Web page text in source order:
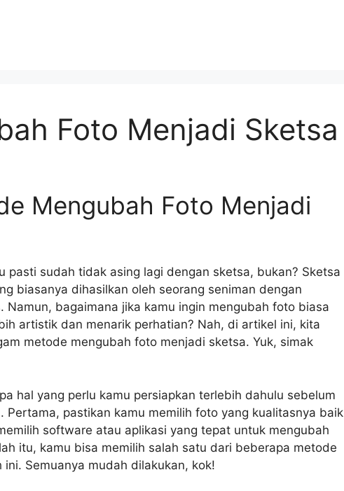
Foto Menjadi Sketsa
Mengubah Foto Menjadi
pasti sudah tidak asing lagi dengan sketsa, bukan? Sketsa
biasanya dihasilkan oleh seorang seniman dengan
Namun, bagaimana jika kamu ingin mengubah foto biasa
artistik dan menarik perhatian? Nah, di artikel ini, kita
metode mengubah foto menjadi sketsa. Yuk, simak
hal yang perlu kamu persiapkan terlebih dahulu sebelum
Pertama, pastikan kamu memilih foto yang kualitasnya baik
software atau aplikasi yang tepat untuk mengubah
itu, kamu bisa memilih salah satu dari beberapa metode
Semuanya mudah dilakukan, kok!